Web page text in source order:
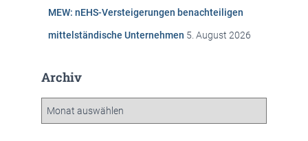
MEW: nEHS-Versteigerungen benachteiligen
mittelständische Unternehmen 5. August 2026
Archiv